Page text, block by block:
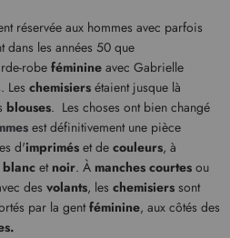
réservée aux hommes avec parfois
dans les années 50 que
robe féminine avec Gabrielle
Les chemisiers étaient jusque là
blouses. Les choses ont bien changé
est définitivement une pièce
d'imprimés et de couleurs, à
blanc et noir. À manches courtes ou
des volants, les chemisiers sont
par la gent féminine, aux côtés des